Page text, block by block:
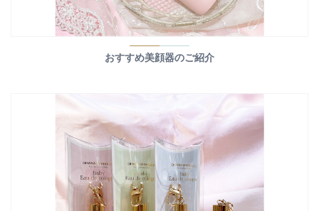
おすすめ美顔器のご紹介